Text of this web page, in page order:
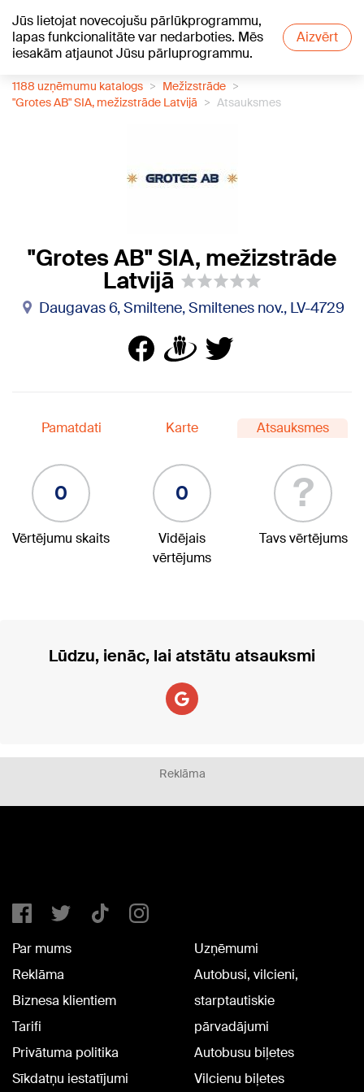
Jūs lietojat novecojušu pārlūkprogrammu,
lapas funkcionalitāte var nedarboties. Mēs
iesakām atjaunot Jūsu pārluprogrammu.
Aizvērt
+27°C
1188 uzņēmumu katalogs
Mežizstrāde
"Grotes AB" SIA, mežizstrāde Latvijā
Atsauksmes
"Grotes AB" SIA, mežizstrāde
Latvijā
Daugavas 6, Smiltene, Smiltenes nov., LV-4729
Pamatdati Karte Atsauksmes
0
Vērtējumu skaits
0
Vidējais
vērtējums
?
Tavs vērtējums
Lūdzu, ienāc, lai atstātu atsauksmi
Reklāma
Par mums
Reklāma
Biznesa klientiem
Tarifi
Privātuma politika
Sīkdatņu iestatījumi
Uzņēmumi
Autobusi, vilcieni,
starptautiskie
pārvadājumi
Autobusu biļetes
Vilcienu biļetes